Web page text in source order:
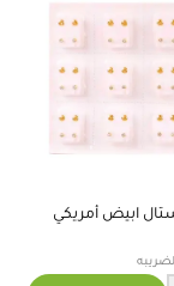
ابيض أمريكي